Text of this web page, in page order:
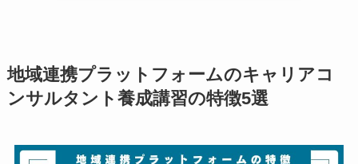
地域連携プラットフォームのキャリアコ
ンサルタント養成講習の特徴5選